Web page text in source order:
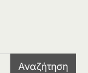
Αναζήτηση